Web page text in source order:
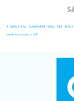
Fuerte caída de la
Central venció 1 a 0
La morosidad
afecta a 400 mil
Desde que asumió
denuncia crisis